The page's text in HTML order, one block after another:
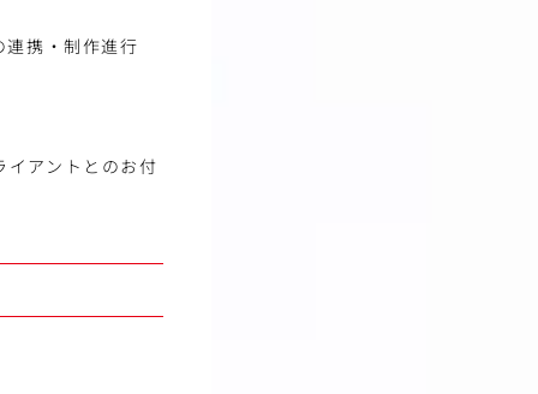
携・制作進行
アントとのお付